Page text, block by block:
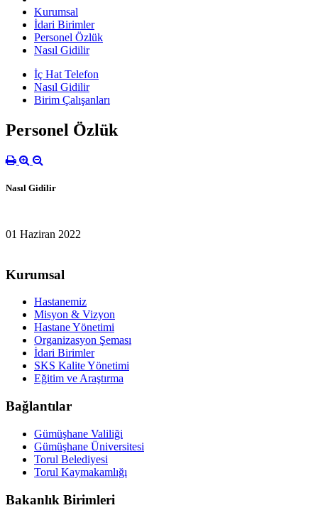
Kurumsal
İdari Birimler
Personel Özlük
Nasıl Gidilir
İç Hat Telefon
Nasıl Gidilir
Birim Çalışanları
Personel Özlük
Nasıl Gidilir
01 Haziran 2022
Kurumsal
Hastanemiz
Misyon & Vizyon
Hastane Yönetimi
Organizasyon Şeması
İdari Birimler
SKS Kalite Yönetimi
Eğitim ve Araştırma
Bağlantılar
Gümüşhane Valiliği
Gümüşhane Üniversitesi
Torul Belediyesi
Torul Kaymakamlığı
Bakanlık Birimleri